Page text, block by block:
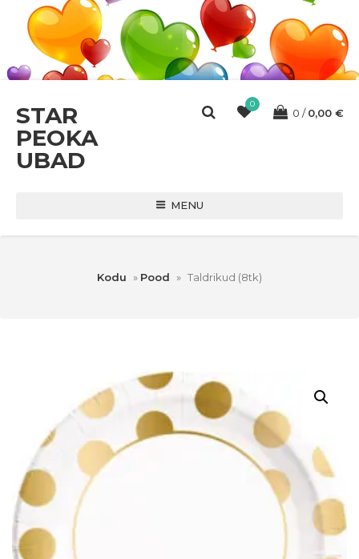
STAR
PEOKA
UBAD
0
0 0,00 €
MENU
Kodu » Pood » Taldrikud (8tk)